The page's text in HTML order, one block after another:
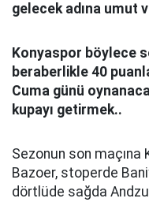
gelecek adına umut
Konyaspor böylece
beraberlikle 40
Cuma günü
kupayı getirmek..
Sezonun son maçına
Bazoer, stoperde
dörtlüde sağda